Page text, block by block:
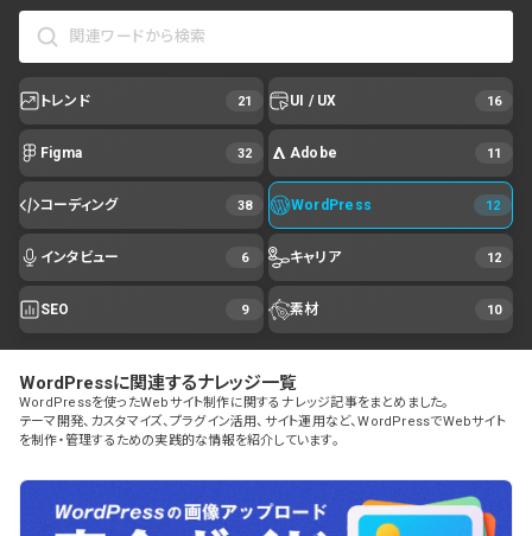
トレンド 21 UI / UX 16
Figma 32 Adobe 11
コーディング 38 WordPress 12
インタビュー 6 キャリア 12
SEO 9 素材 10
WordPressに関連するナレッジ一覧
WordPressを使ったWebサイト制作に関するナレッジ記事をまとめました。
テーマ開発、カスタマイズ、プラグイン活用、サイト運用など、WordPressでWebサイト
を制作・管理するための実践的な情報を紹介しています。